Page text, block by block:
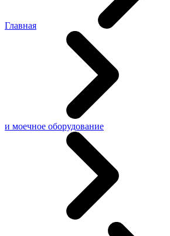
Главная
и моечное оборудование